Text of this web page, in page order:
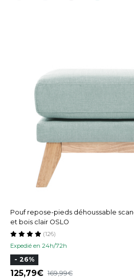
Pouf repose-pieds déhoussable
et bois clair OSLO
Expedié en 24h/72h
(126)
- 26%
125,79 169,99